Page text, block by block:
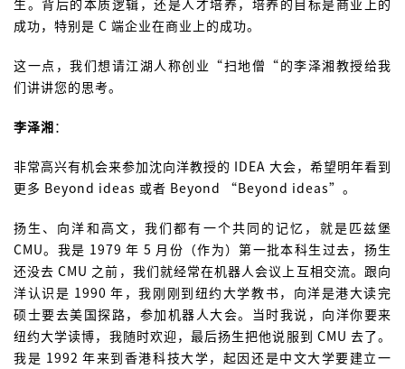
生。背后的本质逻辑，还是人才培养，培养的目标是商业上的
成功，特别是 C 端企业在商业上的成功。
这一点，我们想请江湖人称创业“扫地僧“的李泽湘教授给我
们讲讲您的思考。
李泽湘：
非常高兴有机会来参加沈向洋教授的 IDEA 大会，希望明年看到
更多 Beyond ideas 或者 Beyond “Beyond ideas”。
扬生、向洋和高文，我们都有一个共同的记忆，就是匹兹堡
CMU。我是 1979 年 5 月份（作为）第一批本科生过去，扬生
还没去 CMU 之前，我们就经常在机器人会议上互相交流。跟向
洋认识是 1990 年，我刚刚到纽约大学教书，向洋是港大读完
硕士要去美国探路，参加机器人大会。当时我说，向洋你要来
纽约大学读博，我随时欢迎，最后扬生把他说服到 CMU 去了。
我是 1992 年来到香港科技大学，起因还是中文大学要建立一